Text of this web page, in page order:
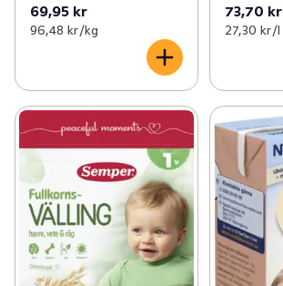
✓ Prismatch: Glass, Godis & Snacks (37)
Prismatch: Hälsa & Skönhet
69,95 kr
96,48 kr /kg
73,70 kr
27,30 kr /l